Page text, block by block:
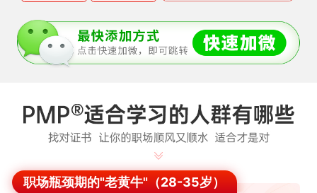
职场瓶颈期的"老黄牛"（28-35岁）